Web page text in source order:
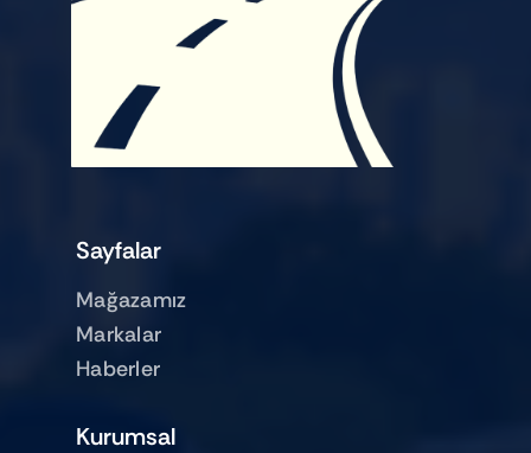
Sayfalar
Mağazamız
Markalar
Haberler
Kurumsal